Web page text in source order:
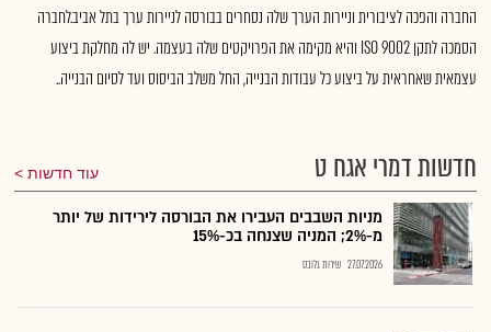
החברה והפכה לציבורית וניירות הערך שלה נסחרים בבורסה לניירות ערך בתל אביב.לחברה
הסמכה לתקן ISO 9002 והיא מקימה את הפרויקטים שלה בעצמה. יש לה מחלקת ביצוע
עצמאית שאחראית על ביצוע כל עבודות הבנייה, החל משלב הביסוס ועד לסיום הבנייה..
חדשות דמרי אגח ט עוד חדשות
מניות השבבים העבירו את הבורסה לירידות של יותר
מ-2%; המניה שצנחה בכ-15%
27.07.2026 שירות גלובס